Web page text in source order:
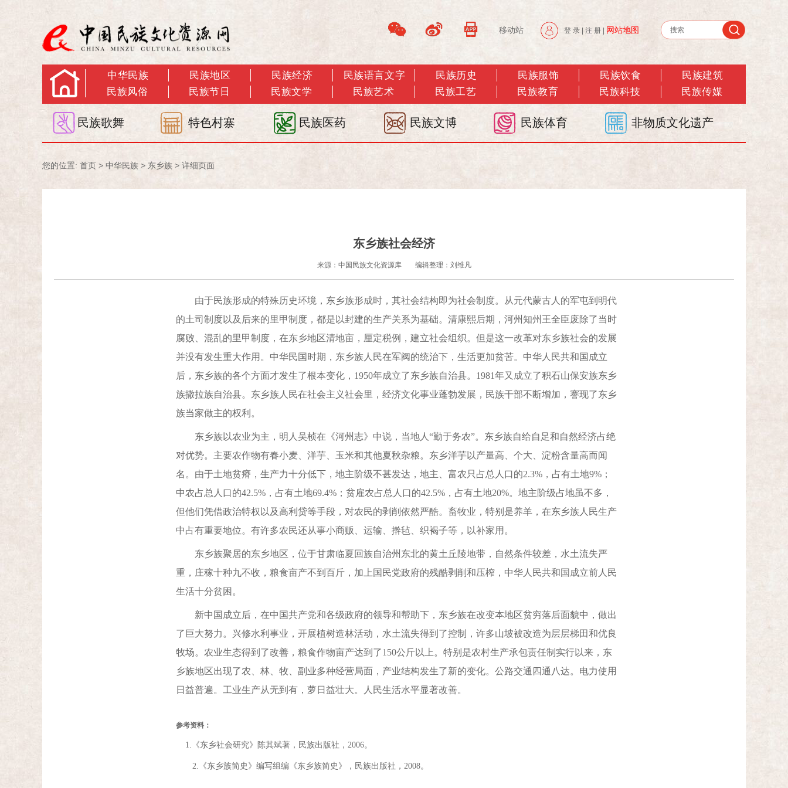
移动站 登 录 注 册 网站地图
中华民族 民族地区 民族经济 民族语言文字 民族历史 民族服饰 民族饮食
民族建筑
民族风俗
民族节日 民族文学 民族艺术 民族工艺 民族教育 民族科技 民族传媒
民族歌舞 特色村寨 民族医药 民族文博 民族体育 非物质文化遗产
您的位置: 首页 > 中华民族 > 东乡族 > 详细页面
东乡族社会经济
来源：中国民族文化资源库 编辑整理：刘维凡
由于民族形成的特殊历史环境，东乡族形成时，其社会结构即为社会制度。从元代蒙古人的军屯到明代
的土司制度以及后来的里甲制度，都是以封建的生产关系为基础。清康熙后期，河州知州王全臣废除了当时
腐败、混乱的里甲制度，在东乡地区清地亩，厘定税例，建立社会组织。但是这一改革对东乡族社会的发展
并没有发生重大作用。中华民国时期，东乡族人民在军阀的统治下，生活更加贫苦。中华人民共和国成立
后，东乡族的各个方面才发生了根本变化，1950年成立了东乡族自治县。1981年又成立了积石山保安族东乡
族撒拉族自治县。东乡族人民在社会主义社会里，经济文化事业蓬勃发展，民族干部不断增加，謇现了东乡
族当家做主的权利。
东乡族以农业为主，明人吴桢在《河州志》中说，当地人“勤于务农”。东乡族自给自足和自然经济占绝
对优势。主要农作物有春小麦、洋芋、玉米和其他夏秋杂粮。东乡洋芋以产量高、个大、淀粉含量高而闻
名。由于土地贫瘠，生产力十分低下，地主阶级不甚发达，地主、富农只占总人口的2.3%，占有土地9%；
中农占总人口的42.5%，占有土地69.4%；贫雇农占总人口的42.5%，占有土地20%。地主阶级占地虽不多，
但他们凭借政治特权以及高利贷等手段，对农民的剥削依然严酷。畜牧业，特别是养羊，在东乡族人民生产
中占有重要地位。有许多农民还从事小商贩、运输、擀毡、织褐子等，以补家用。
东乡族聚居的东乡地区，位于甘肃临夏回族自治州东北的黄土丘陵地带，自然条件较差，水土流失严
重，庄稼十种九不收，粮食亩产不到百斤，加上国民党政府的残酷剥削和压榨，中华人民共和国成立前人民
生活十分贫困。
新中国成立后，在中国共产党和各级政府的领导和帮助下，东乡族在改变本地区贫穷落后面貌中，做出
了巨大努力。兴修水利事业，开展植树造林活动，水土流失得到了控制，许多山坡被改造为层层梯田和优良
牧场。农业生态得到了改善，粮食作物亩产达到了150公斤以上。特别是农村生产承包责任制实行以来，东
乡族地区出现了农、林、牧、副业多种经营局面，产业结构发生了新的变化。公路交通四通八达。电力使用
日益普遍。工业生产从无到有，萝日益壮大。人民生活水平显著改善。
参考资料：
1.《东乡社会研究》陈其斌著，民族出版社，2006。
2.《东乡族简史》编写组编《东乡族简史》，民族出版社，2008。